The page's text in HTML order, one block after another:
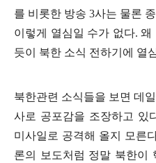
를 비롯한 방송 3사는 물론
이렇게 열심일 수가 없다. 왜
듯이 북한 소식 전하기에 열
북한관련 소식들을 보면 데
사로 공포감을 조장하고 있
미사일로 공격해 올지 모른
론의 보도처럼 정말 북한이